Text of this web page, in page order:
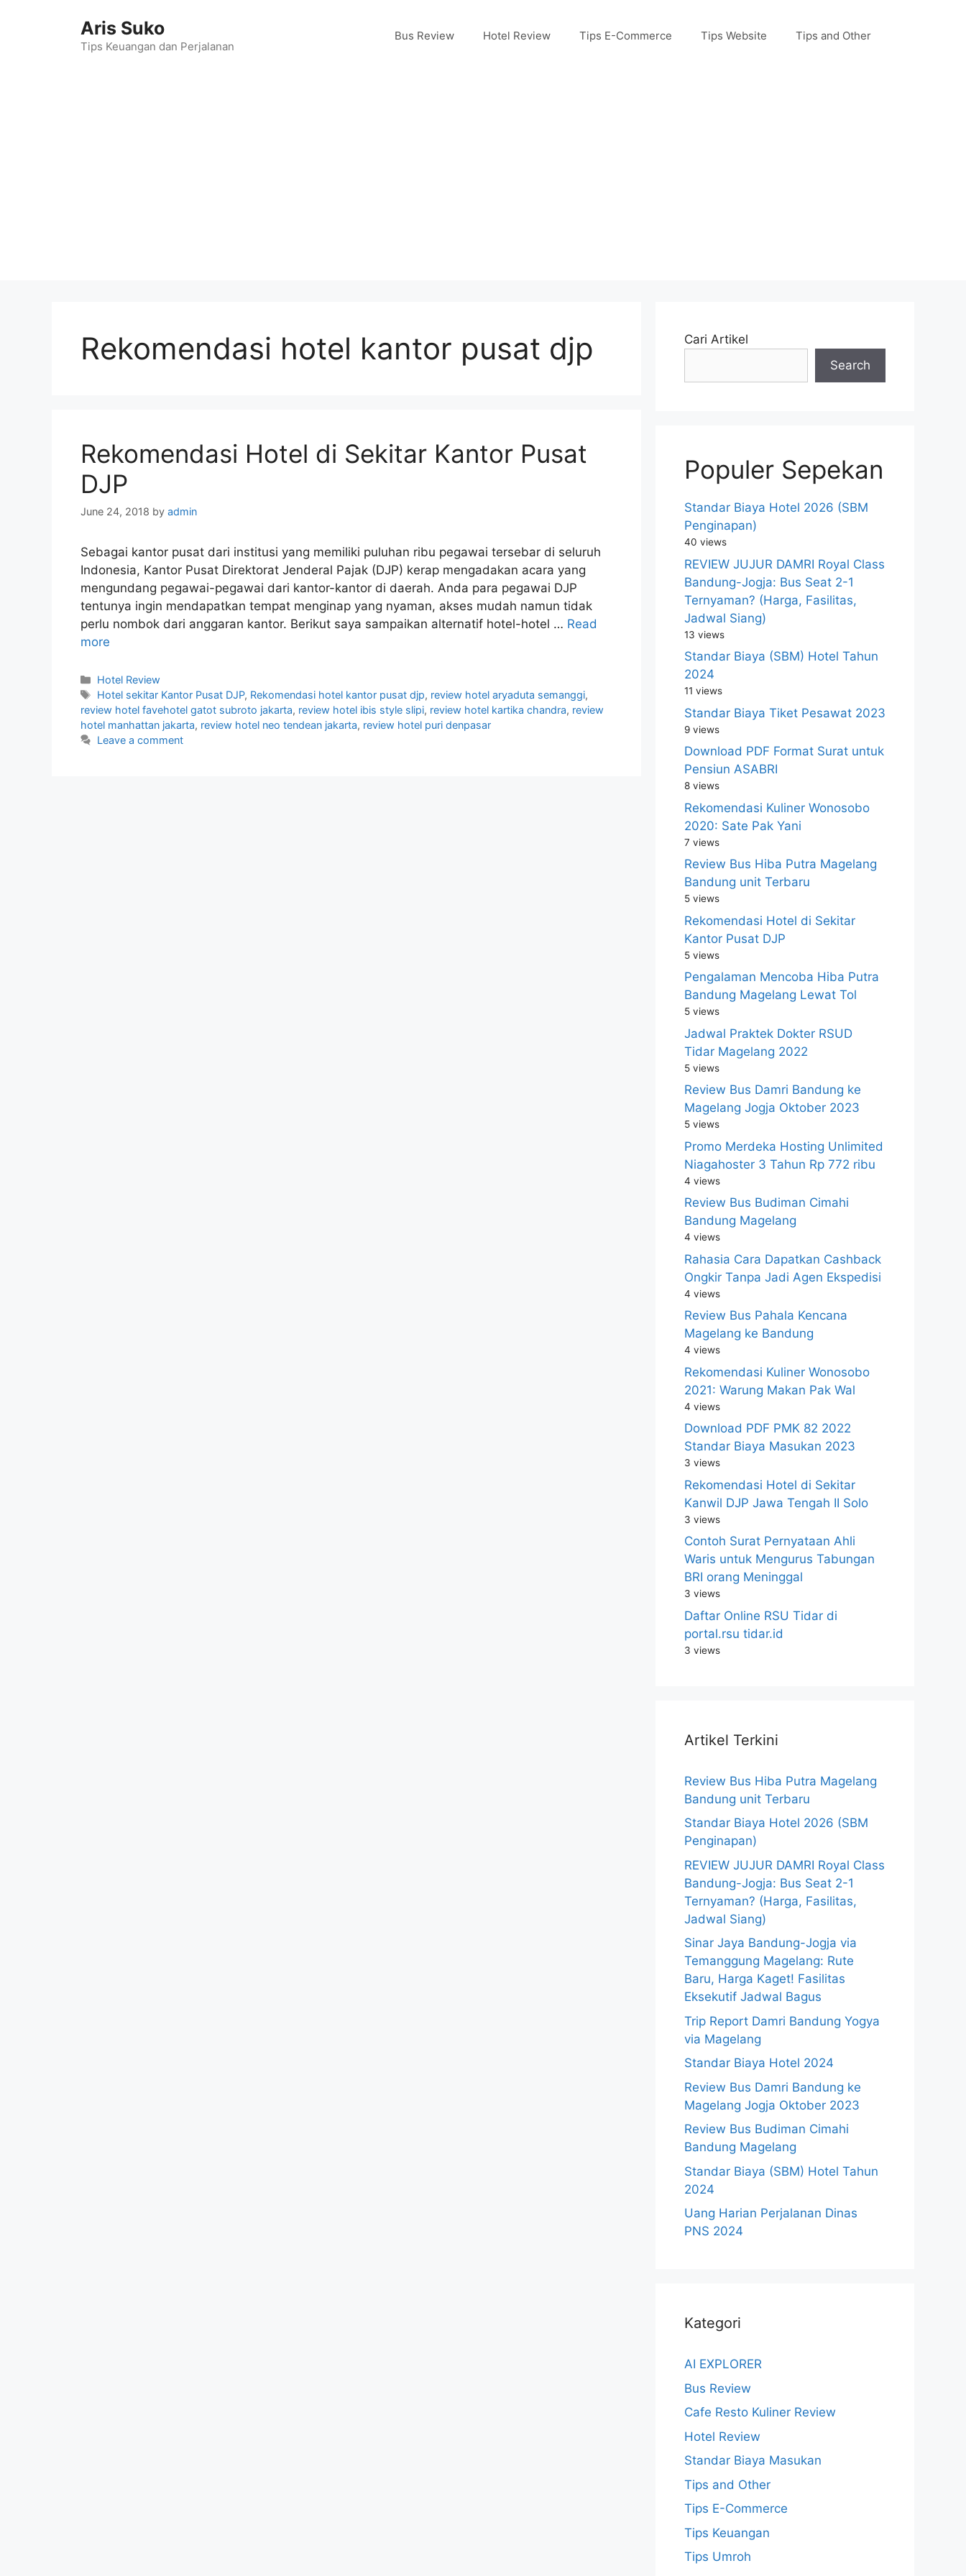
Aris Suko
Tips Keuangan dan Perjalanan
Bus Review Hotel Review Tips E-Commerce Tips Website Tips and Other
Rekomendasi hotel kantor pusat djp
Rekomendasi Hotel di Sekitar Kantor Pusat
DJP
June 24, 2018 by admin
Sebagai kantor pusat dari institusi yang memiliki puluhan ribu pegawai tersebar di seluruh
Indonesia, Kantor Pusat Direktorat Jenderal Pajak (DJP) kerap mengadakan acara yang
mengundang pegawai-pegawai dari kantor-kantor di daerah. Anda para pegawai DJP
tentunya ingin mendapatkan tempat menginap yang nyaman, akses mudah namun tidak
perlu nombok dari anggaran kantor. Berikut saya sampaikan alternatif hotel-hotel … Read
more
Categories
Hotel Review
Tags
Hotel sekitar Kantor Pusat DJP, Rekomendasi hotel kantor pusat djp, review hotel aryaduta semanggi,
review hotel favehotel gatot subroto jakarta, review hotel ibis style slipi, review hotel kartika chandra, review
hotel manhattan jakarta, review hotel neo tendean jakarta, review hotel puri denpasar
Leave a comment
Cari Artikel
Search
Populer Sepekan
Standar Biaya Hotel 2026 (SBM
Penginapan)
40 views
REVIEW JUJUR DAMRI Royal Class
Bandung-Jogja: Bus Seat 2-1
Ternyaman? (Harga, Fasilitas,
Jadwal Siang)
13 views
Standar Biaya (SBM) Hotel Tahun
2024
11 views
Standar Biaya Tiket Pesawat 2023
9 views
Download PDF Format Surat untuk
Pensiun ASABRI
8 views
Rekomendasi Kuliner Wonosobo
2020: Sate Pak Yani
7 views
Review Bus Hiba Putra Magelang
Bandung unit Terbaru
5 views
Rekomendasi Hotel di Sekitar
Kantor Pusat DJP
5 views
Pengalaman Mencoba Hiba Putra
Bandung Magelang Lewat Tol
5 views
Jadwal Praktek Dokter RSUD
Tidar Magelang 2022
5 views
Review Bus Damri Bandung ke
Magelang Jogja Oktober 2023
5 views
Promo Merdeka Hosting Unlimited
Niagahoster 3 Tahun Rp 772 ribu
4 views
Review Bus Budiman Cimahi
Bandung Magelang
4 views
Rahasia Cara Dapatkan Cashback
Ongkir Tanpa Jadi Agen Ekspedisi
4 views
Review Bus Pahala Kencana
Magelang ke Bandung
4 views
Rekomendasi Kuliner Wonosobo
2021: Warung Makan Pak Wal
4 views
Download PDF PMK 82 2022
Standar Biaya Masukan 2023
3 views
Rekomendasi Hotel di Sekitar
Kanwil DJP Jawa Tengah II Solo
3 views
Contoh Surat Pernyataan Ahli
Waris untuk Mengurus Tabungan
BRI orang Meninggal
3 views
Daftar Online RSU Tidar di
portal.rsu tidar.id
3 views
Artikel Terkini
Review Bus Hiba Putra Magelang
Bandung unit Terbaru
Standar Biaya Hotel 2026 (SBM
Penginapan)
REVIEW JUJUR DAMRI Royal Class
Bandung-Jogja: Bus Seat 2-1
Ternyaman? (Harga, Fasilitas,
Jadwal Siang)
Sinar Jaya Bandung-Jogja via
Temanggung Magelang: Rute
Baru, Harga Kaget! Fasilitas
Eksekutif Jadwal Bagus
Trip Report Damri Bandung Yogya
via Magelang
Standar Biaya Hotel 2024
Review Bus Damri Bandung ke
Magelang Jogja Oktober 2023
Review Bus Budiman Cimahi
Bandung Magelang
Standar Biaya (SBM) Hotel Tahun
2024
Uang Harian Perjalanan Dinas
PNS 2024
Kategori
AI EXPLORER
Bus Review
Cafe Resto Kuliner Review
Hotel Review
Standar Biaya Masukan
Tips and Other
Tips E-Commerce
Tips Keuangan
Tips Umroh